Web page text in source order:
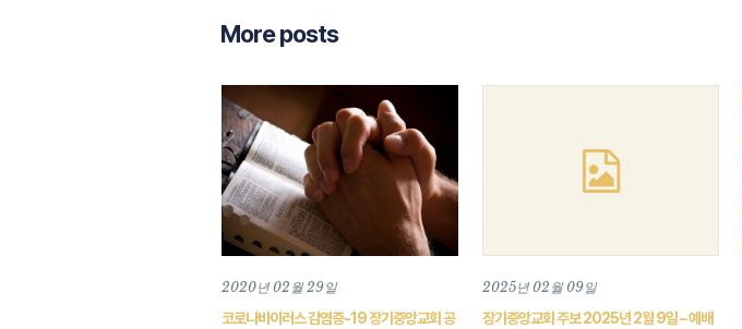
More posts
2020년 02월 29일
코로나바이러스 감염증-19 장기중앙교회 공
2025년 02월 09일
장기중앙교회 주보 2025년 2월 9일 – 예배